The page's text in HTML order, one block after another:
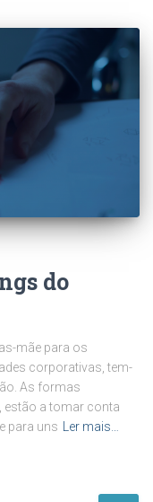
do
mãe para os
corporativas, tem-
As formas
estão a tomar conta
para uns Ler mais…